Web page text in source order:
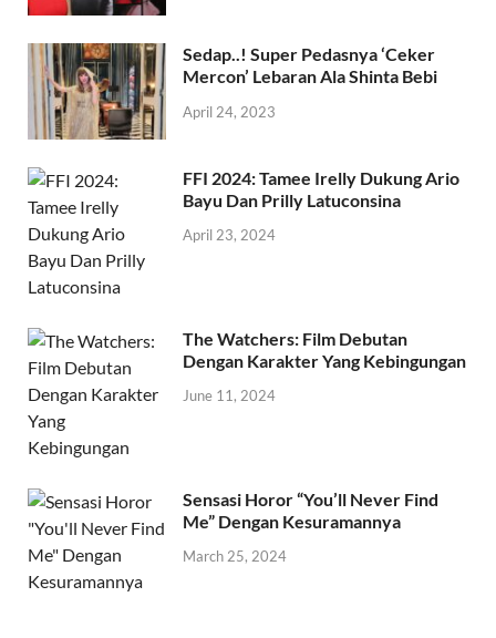
Sedap..! Super Pedasnya ‘Ceker
Mercon’ Lebaran Ala Shinta Bebi
April 24, 2023
FFI 2024: Tamee Irelly Dukung Ario
Bayu Dan Prilly Latuconsina
April 23, 2024
The Watchers: Film Debutan
Dengan Karakter Yang Kebingungan
June 11, 2024
Sensasi Horor “You’ll Never Find
Me” Dengan Kesuramannya
March 25, 2024